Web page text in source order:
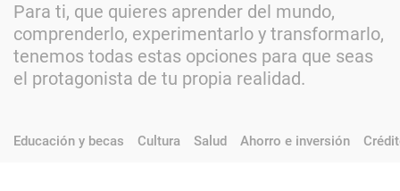
Para ti, que quieres aprender del mundo,
comprenderlo, experimentarlo y transformarlo,
tenemos todas estas opciones para que seas
el protagonista de tu propia realidad.
Educación y becas Cultura Salud Ahorro e inversión